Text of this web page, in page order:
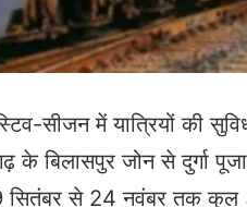
सीजन में यात्रियों की
बिलासपुर जोन से दुर्गा
सितंबर से 24 नवंबर तक कुल